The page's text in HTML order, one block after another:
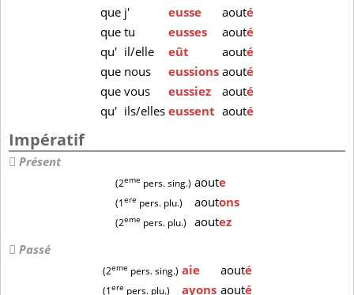
que j' eusse aouté
quetu eusses aouté
qu' il/elle eût aouté
que nous eussionsaouté
quevous eussiez aouté
qu' ils/elleseussent aouté
Impératif
Présent
(2eme pers. sing.) aoute
(1ere pers. plu.) aoutons
(2eme pers. plu.) aoutez
Passé
(2eme pers. sing.) aie aouté
(1ere pers. plu.) ayons aouté